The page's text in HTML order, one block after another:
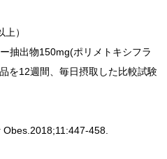
）
抽出物150mg(ポリメトキシフラ
を12週間、毎日摂取した比較試験
458.